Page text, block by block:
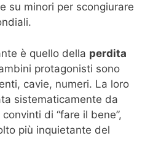
su minori per scongiurare
è quello della perdita
protagonisti sono
cavie, numeri. La loro
sistematicamente da
di “fare il bene”,
più inquietante del